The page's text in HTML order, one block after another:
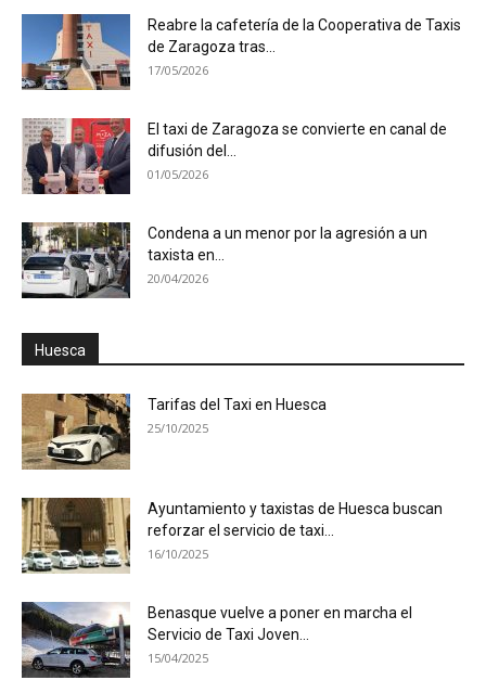
Reabre la cafetería de la Cooperativa de Taxis
de Zaragoza tras...
17/05/2026
El taxi de Zaragoza se convierte en canal de
difusión del...
01/05/2026
Condena a un menor por la agresión a un
taxista en...
20/04/2026
Huesca
Tarifas del Taxi en Huesca
25/10/2025
Ayuntamiento y taxistas de Huesca buscan
reforzar el servicio de taxi...
16/10/2025
Benasque vuelve a poner en marcha el
Servicio de Taxi Joven...
15/04/2025